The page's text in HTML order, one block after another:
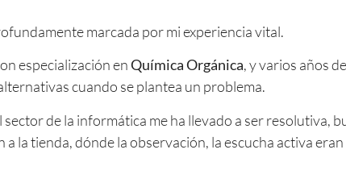
marcada por mi experiencia vital.
especialización enQuímica Orgánica, y varios años
cuando se plantea un problema.
de la informática me ha llevado a ser resolutiva,
la tienda, dónde la observación, la escucha activa